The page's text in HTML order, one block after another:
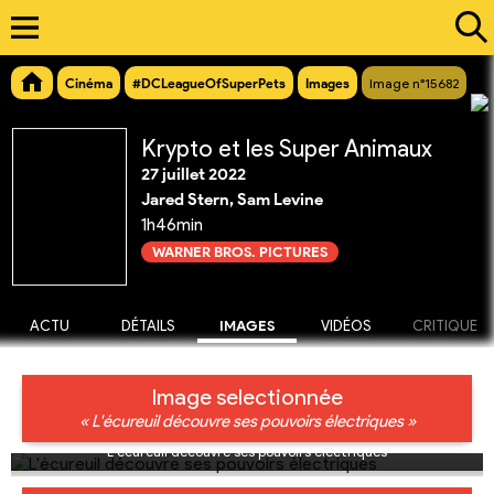
Cinéma #DCLeagueOfSuperPets Images Image n°15682
Krypto et les Super Animaux
27 juillet 2022
Jared Stern, Sam Levine
1h46min
WARNER BROS. PICTURES
ACTU DÉTAILS IMAGES VIDÉOS CRITIQUE
Image selectionnée
« L'écureuil découvre ses pouvoirs électriques »
L'écureuil découvre ses pouvoirs électriques